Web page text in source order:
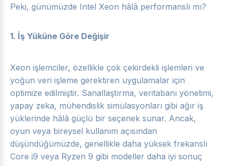
Peki, günümüzde Intel Xeon hâlâ performanslı mı?
1. İş Yüküne Göre Değişir
Xeon işlemciler, özellikle çok çekirdekli işlemleri ve
yoğun veri işleme gerektiren uygulamalar için
optimize edilmiştir. Sanallaştırma, veritabanı yönetimi,
yapay zeka, mühendislik simülasyonları gibi ağır iş
yüklerinde hâlâ güçlü bir seçenek sunar. Ancak,
oyun veya bireysel kullanım açısından
düşündüğümüzde, genellikle daha yüksek frekanslı
Core i9 veya Ryzen 9 gibi modeller daha iyi sonuç